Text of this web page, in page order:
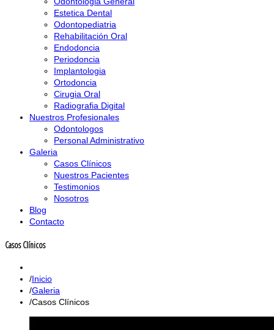
Estetica Dental
Odontopediatria
Rehabilitación Oral
Endodoncia
Periodoncia
Implantologia
Ortodoncia
Cirugia Oral
Radiografia Digital
Nuestros Profesionales
Odontologos
Personal Administrativo
Galeria
Casos Clínicos
Nuestros Pacientes
Testimonios
Nosotros
Blog
Contacto
Casos Clínicos
Inicio
Galeria
Casos Clínicos